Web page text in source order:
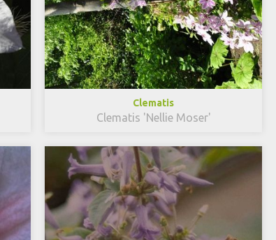
Clematis
Clematis 'Nellie Moser'